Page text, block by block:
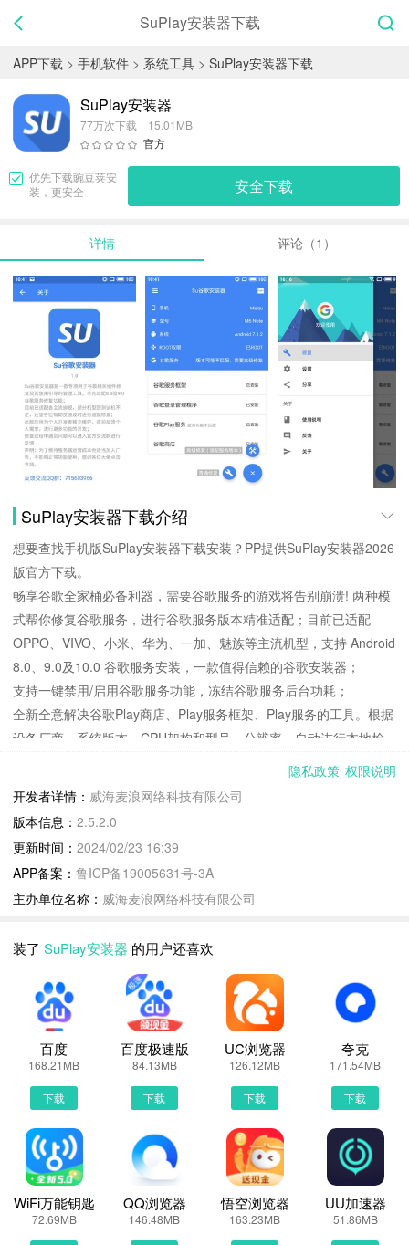
SuPlay安装器下载
APP下载 > 手机软件 > 系统工具 > SuPlay安装器下载
SuPlay安装器
77万次下载 15.01MB
官方
优先下载豌豆荚安
装，更安全
安全下载
详情 评论（1）
SuPlay安装器下载介绍
想要查找手机版SuPlay安装器下载安装？PP提供SuPlay安装器2026
版官方下载。
畅享谷歌全家桶必备利器，需要谷歌服务的游戏将告别崩溃! 两种模
式帮你修复谷歌服务，进行谷歌服务版本精准适配；目前已适配
OPPO、VIVO、小米、华为、一加、魅族等主流机型，支持 Android
8.0、9.0及10.0 谷歌服务安装，一款值得信赖的谷歌安装器；
支持一键禁用/启用谷歌服务功能，冻结谷歌服务后台功耗；
全新全意解决谷歌Play商店、Play服务框架、Play服务的工具。根据
设备厂商、系统版本、CPU架构和型号、分辨率，自动进行本地检
测、云端匹配相应修复升级方案，保证相关组件均为官方新版。率先
、11.0的3件套修复，是一款安全、精简、流畅的修复工具。
关键词：谷歌安装器、谷歌商店、谷歌play、play商店、谷歌服务框
架、谷歌浏览器、谷歌地图、谷歌服务、谷歌Play服务
SuPlay安装器更新说明：
抢先支持 Android 14 谷歌服务适配；
优化用户体验。
率先支持小米，OPPO，vivo，荣耀等主流品牌设备Android 14.0、
13.0 、12.0、11.0的3件套修复，是一款安全、精简、流畅的修复工
架、谷歌浏览器、谷歌地图、谷歌服务、谷歌Play服务
SuPlay安装器2.5.2.0 下载安装说明：
下载SuPlay安装器到手机上面的方法有很多。 安卓系统的手机可以
在豌豆荚或者PP助手等手机助手里面一键下载安装！也可以通过电
脑端用手机扫描SuPlay安装器下载的二维码获取下载链接！有手机
隐私政策 权限说明
开发者详情： 威海麦浪网络科技有限公司
版本信息： 2.5.2.0
更新时间： 2024/02/23 16:39
APP备案： 鲁ICP备19005631号-3A
主办单位名称： 威海麦浪网络科技有限公司
装了 SuPlay安装器 的用户还喜欢
百度
168.21MB
下载
百度极速版
84.13MB
下载
UC浏览器
126.12MB
下载
夸克
171.54MB
下载
WiFi万能钥匙
72.69MB
QQ浏览器
146.48MB
悟空浏览器
163.23MB
UU加速器
51.86MB